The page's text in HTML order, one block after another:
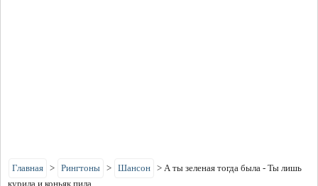
Главная > Рингтоны > Шансон > А ты зеленая тогда была - Ты лишь
курила и коньяк пила